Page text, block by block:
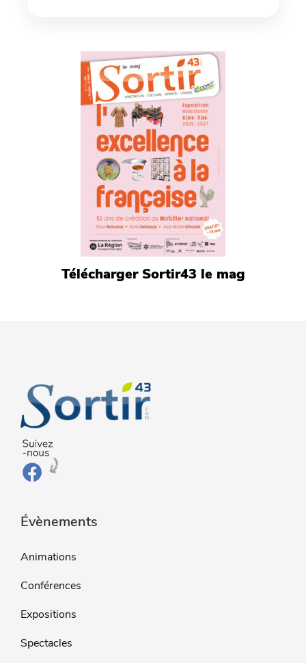
Télécharger Sortir43 le mag
Évènements
Animations
Conférences
Expositions
Spectacles